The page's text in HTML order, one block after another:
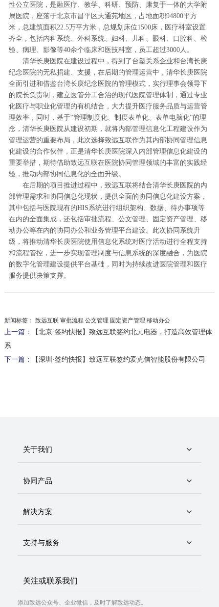
性公立医院，是融医疗、教学、科研、预防、康复于一体的大学附
属医院，座落于北京市昌平区天通苑地区，占地面积94800平方
米，总建筑面积22.5万平方米，总规划床位1500床，医疗科室设置
齐全，包括内科系统、外科系统、妇科、儿科、眼科、口腔科、检
验、病理、影像等40余个临床和医技科室，员工超过3000人。
清华长庚医院在建设过程中，得到了台塑关系企业和台湾长庚
纪念医院的无私捐建、支援，在后期的管理运营中，清华长庚医院
全面引进和借鉴台湾长庚纪念医院的管理模式，实行理事会领导下
的院长负责制，建立医管分工合治的现代医院管理体制，通过专业
化医疗与职业化管理的有机结合，大力提升医疗服务品质与运营管
理效率，同时，基于“管理制度化、制度表单化、表单电脑化”的理
念，清华长庚医院从建设初期，就将内部管理信息化工程建设作为
管理运营的重要布局，此次选择致远互联作为其内部协同管理信息
化建设的合作伙伴，正是清华长庚医院深入内部管理信息化建设的
重要举措，期待借助致远互联在医院协同管理领域的丰富的实践经
验，推动内部协同信息化的全面升级。
在后期的项目推进过程中，致远互联将结合清华长庚医院的内
部管理需求和协同信息化现状，提供全面的协同信息化建设方案，
其中包括与医院现有的HIS系统进行组织架构、数据、待办事项等
在内的全面集成，还包括审批流程、公文管理、固定资产管理、移
动办公等在内的协同办公和业务管理平台建设。此次协同系统升
级，将推动清华长庚医院使用信息化系统对医疗活动进行全程支持
和流程管控，进一步实现管理制度与信息系统的深度融合，为医院
的数字化管理建设提供平台基础，同时为持续改进医院管理和医疗
服务提供决策支撑。
新闻标签： 致远互联 审批流程 公文管理 固定资产管理 移动办公
上一篇：
【北京·签约快报】致远互联签约北元电器，打造高效管理体
系
下一篇：
【深圳·签约快报】致远互联签约爱克信智能股份有限公司
关于我们
协同产品
解决方案
支持与服务
关注或联系我们
添加致远公众号、企业微信，及时了解致远动态。